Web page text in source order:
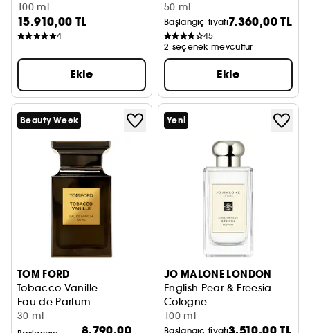
100 ml
15.910,00 TL
4
Ekle
50 ml
Başlangıç fiyatı7.360,00 TL
45
2 seçenek mevcuttur
Ekle
Beauty Week
TOM FORD
Tobacco Vanille
Eau de Parfum
30 ml
Yeni
JO MALONE LONDON
English Pear & Freesia
Cologne
100 ml
Başlangıç fiyatı